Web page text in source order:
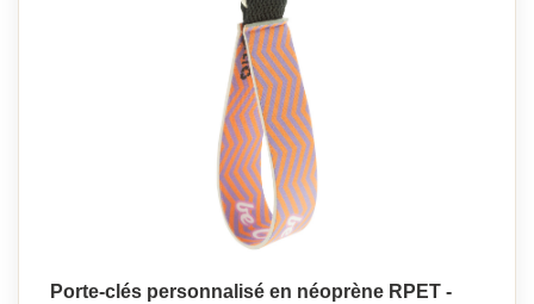
Porte-clés personnalisé en néoprène RPET -